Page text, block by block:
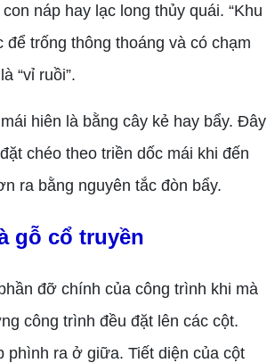
náp hay lạc long thủy quái. “Khu
trống thông thoáng và có chạm
“vỉ ruồi”.
hiên là bằng cây kẻ hay bẩy. Đây
chéo theo triền dốc mái khi đến
ra bằng nguyên tắc đòn bẩy.
gỗ cổ truyền
đỡ chính của công trình khi mà
công trình đều đặt lên các cột.
phình ra ở giữa. Tiết diện của cột